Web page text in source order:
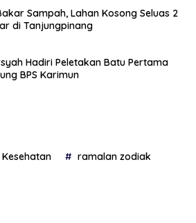
Sampah, Lahan Kosong Seluas 2
di Tanjungpinang
Hadiri Peletakan Batu Pertama
BPS Karimun
Kesehatan ramalan zodiak